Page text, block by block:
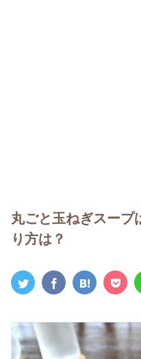
丸ごと玉ねぎスープ
り方は？